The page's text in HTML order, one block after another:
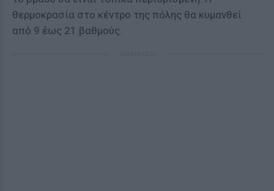
θερμοκρασία στο κέντρο της πόλης θα κυμανθεί
από 9 έως 21 βαθμούς.